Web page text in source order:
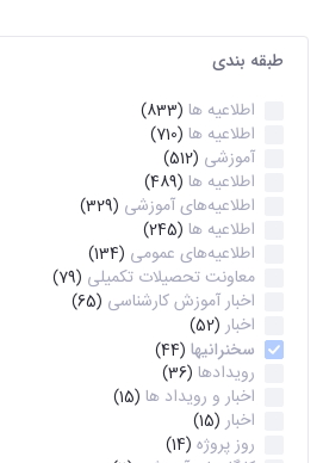
طبقه بندی
اطلاعیه ها (833)
اطلاعیه ها (710)
آموزشی (512)
اطلاعیه ها (489)
اطلاعیه‌های‌ آموزشی (329)
اطلاعیه ها (245)
اطلاعیه‌های عمومی (134)
معاونت تحصیلات تکمیلی (79)
اخبار آموزش کارشناسی (65)
اخبار (52)
سخنرانیها (44)
رویدادها (36)
اخبار و رویداد ها (15)
اخبار (15)
روز پروژه (14)